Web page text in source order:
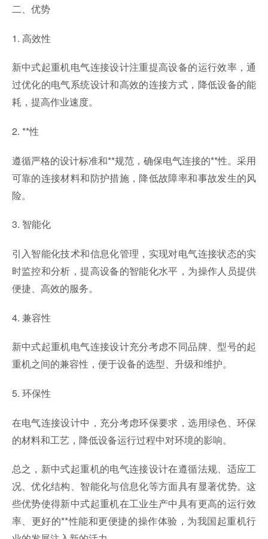
二、优势
1. 高效性
新中式起重机电气连接设计注重提高设备的运行效率，通
过优化的电气系统设计和高效的连接方式，降低设备的能
耗，提高作业速度。
2. **性
遵循严格的设计标准和**规范，确保电气连接的**性。采用
可靠的连接材料和防护措施，降低故障率和事故发生的风
险。
3. 智能化
引入智能化技术和信息化管理，实现对电气连接状态的实
时监控和分析，提高设备的智能化水平，为操作人员提供
便捷、高效的服务。
4. 兼容性
新中式起重机电气连接设计充分考虑不同品牌、型号的起
重机之间的兼容性，便于设备的选型、升级和维护。
5. 环保性
在电气连接设计中，充分考虑环保要求，选用绿色、环保
的材料和工艺，降低设备运行过程中对环境的影响。
总之，新中式起重机的电气连接设计在遵循法规、适应工
况、优化结构、智能化与信息化等方面具有显著优势。这
些优势使得新中式起重机在工业生产中具有更高的运行效
率、更好的**性能和更便捷的操作体验，为我国起重机行